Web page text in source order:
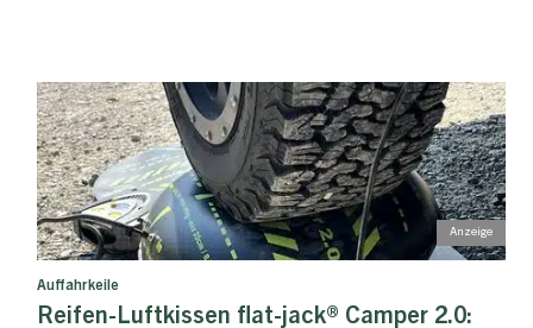
Auffahrkeile
Reifen-Luftkissen flat-jack® Camper 2.0: